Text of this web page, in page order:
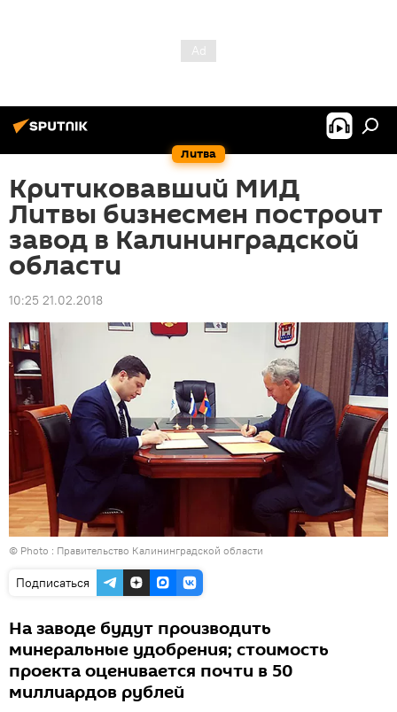
Литва
Критиковавший МИД
Литвы бизнесмен построит
завод в Калининградской
области
10:25 21.02.2018
© Photo : Правительство Калининградской области
Подписаться
На заводе будут производить
минеральные удобрения; стоимость
проекта оценивается почти в 50
миллиардов рублей